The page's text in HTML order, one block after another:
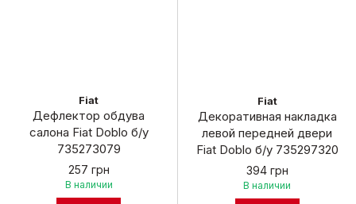
Fiat
Дефлектор обдува
салона Fiat Doblo б/у
735273079
257 грн
В наличии
Fiat
Декоративная накладка
левой передней двери
Fiat Doblo б/у 735297320
394 грн
В наличии